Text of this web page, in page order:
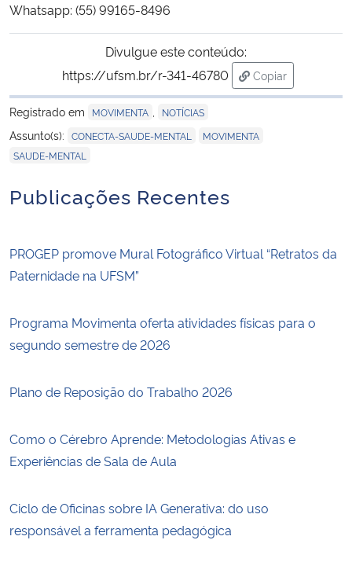
Whatsapp: (55) 99165-8496
Divulgue este conteúdo:
https://ufsm.br/r-341-46780
Copiar
para área de
Registrado em
MOVIMENTA NOTÍCIAS
Assunto(s): CONECTA-SAUDE-MENTAL MOVIMENTA
SAUDE-MENTAL
Publicações Recentes
PROGEP promove Mural Fotográfico Virtual “Retratos da
Paternidade na UFSM”
Programa Movimenta oferta atividades físicas para o
segundo semestre de 2026
Plano de Reposição do Trabalho 2026
Como o Cérebro Aprende: Metodologias Ativas e
Experiências de Sala de Aula
Ciclo de Oficinas sobre IA Generativa: do uso
responsável a ferramenta pedagógica